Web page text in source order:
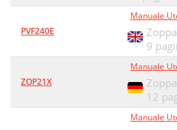
PVF240E
Manuale
9
ZOP21X
Manuale
12
Manuale